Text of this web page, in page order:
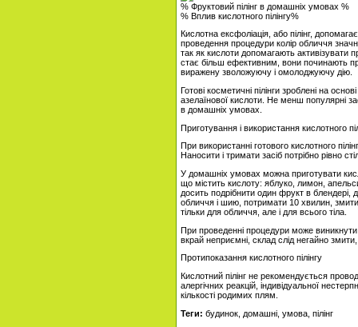
% Фруктовий пілінг в домашніх умовах %
% Вплив кислотного пілінгу%
Кислотна ексфоліація, або пілінг,
проведення процедури колір обличчя
так як кислоти допомагають активізувати
стає більш ефективним, вони починають
виражену зволожуючу і омолоджуючу дію.
Готові косметичні пілінги зроблені на
азелаїнової кислоти. Не менш популярні
в домашніх умовах.
Приготування і використання кислотного
При використанні готового кислотного
Наносити і тримати засіб потрібно рівно
У домашніх умовах можна приготувати
що містить кислоту: яблуко, лимон,
досить подрібнити один фрукт в
обличчя і шию, потримати 10 хвилин,
тільки для обличчя, але і для всього тіла.
При проведенні процедури може
вкрай неприємні, склад слід негайно
Протипоказання кислотного пілінгу
Кислотний пілінг не рекомендується
алергічних реакцій, індивідуальної
кількості родимих ​​плям.
Теги: будинок, домашні, умова, пілінг